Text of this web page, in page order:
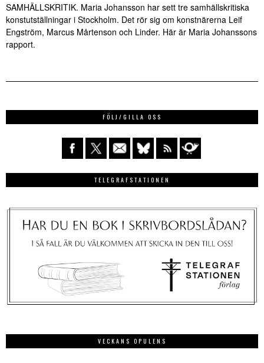
SAMHÄLLSKRITIK. Maria Johansson har sett tre samhällskritiska
konstutställningar i Stockholm. Det rör sig om konstnärerna Leif
Engström, Marcus Mårtenson och Linder. Här är Maria Johanssons
rapport.
FÖLJ/GILLA OSS
TELEGRAFSTATIONEN
VECKANS OPULENS